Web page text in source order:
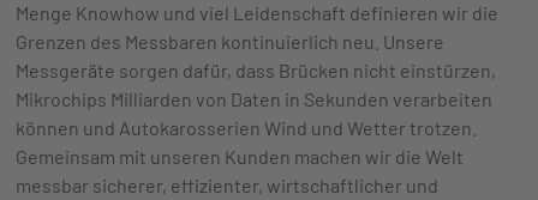
Menge Knowhow und viel Leidenschaft definieren wir die
Grenzen des Messbaren kontinuierlich neu. Unsere
Messgeräte sorgen dafür, dass Brücken nicht einstürzen,
Mikrochips Milliarden von Daten in Sekunden verarbeiten
können und Autokarosserien Wind und Wetter trotzen.
Gemeinsam mit unseren Kunden machen wir die Welt
messbar sicherer, effizienter, wirtschaftlicher und